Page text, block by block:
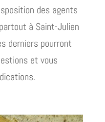
des agents
à Saint-Julien
derniers pourront
et vous